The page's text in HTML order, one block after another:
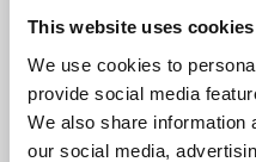
This website uses cookies
We use cookies to
provide social media
We also share information
our social media,
4.8★★★
Et hyttehotel for voksne
vildmarken lige rundt
gårdens ildsted eller i